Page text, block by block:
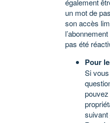
également
un mot de
son accès
pas été
Pour
Si
suivant